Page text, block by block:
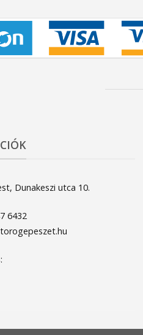
Dunakeszi utca 10.
6432